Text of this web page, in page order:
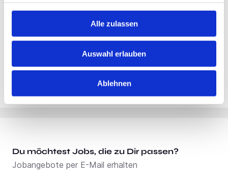
Alle zulassen
Auswahl erlauben
Ablehnen
Du möchtest Jobs, die zu Dir passen?
Jobangebote per E-Mail erhalten